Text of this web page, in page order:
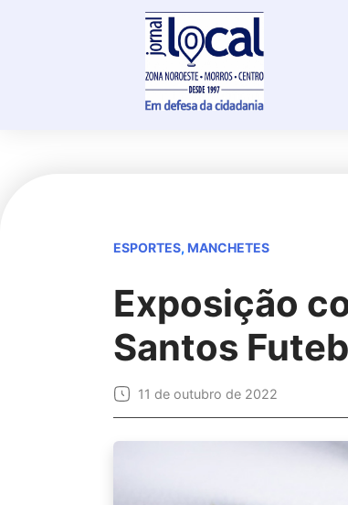
ESPORTES, MANCHETES
Exposição
Santos
11 de outubro de 2022